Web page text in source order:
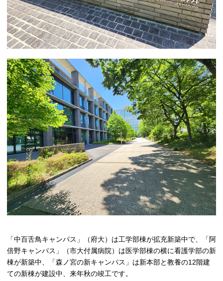
「中百舌鳥キャンパス」（府大）は工学部棟が拡充新築中で、「阿
倍野キャンパス」（市大付属病院）は医学部棟の横に看護学部の新
棟が新築中、「森ノ宮の新キャンパス」は新本部と教養の12階建
ての新棟が建設中、来年秋の竣工です。